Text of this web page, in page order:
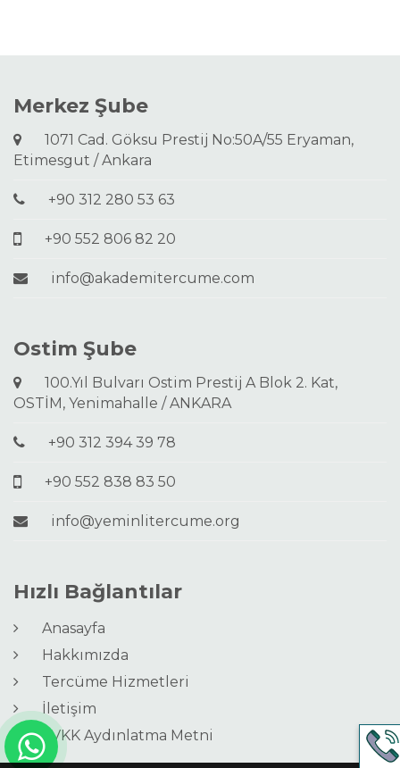
Merkez Şube
1071 Cad. Göksu Prestij No:50A/55 Eryaman,
Etimesgut / Ankara
+90 312 280 53 63
+90 552 806 82 20
info@akademitercume.com
Ostim Şube
100.Yıl Bulvarı Ostim Prestij A Blok 2. Kat,
OSTİM, Yenimahalle / ANKARA
+90 312 394 39 78
+90 552 838 83 50
info@yeminlitercume.org
Hızlı Bağlantılar
Anasayfa
Hakkımızda
Tercüme Hizmetleri
İletişim
KVKK Aydınlatma Metni